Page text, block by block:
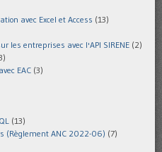
avec Excel et Access (13)
les entreprises avec l'API SIRENE (2)
EAC (3)
(13)
(Règlement ANC 2022-06) (7)